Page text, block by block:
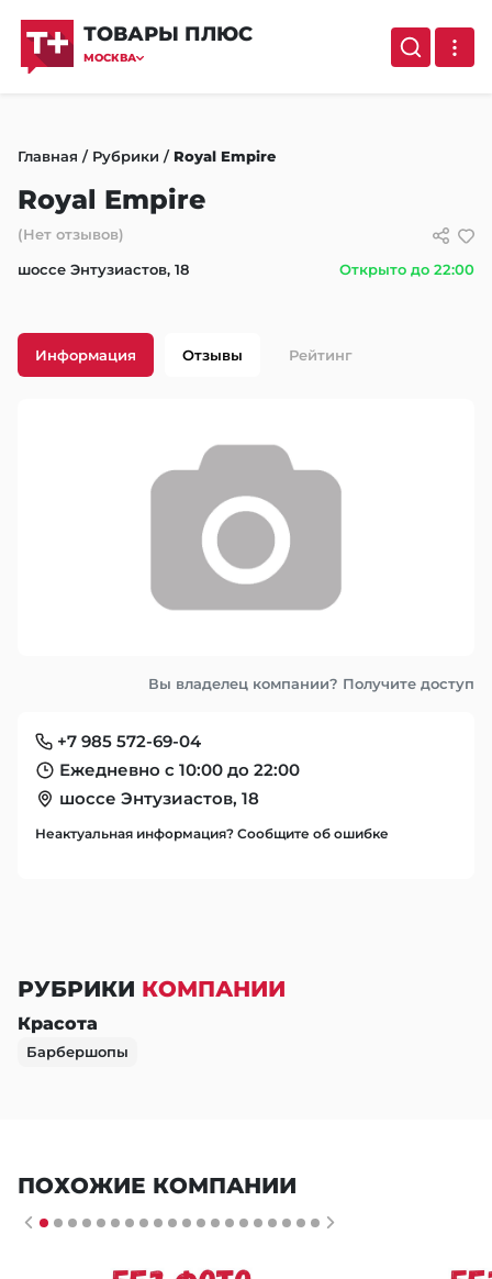
ТОВАРЫ ПЛЮС
МОСКВА
Главная / Рубрики / Royal Empire
Royal Empire
(Нет отзывов)
шоссе Энтузиастов, 18
Открыто до 22:00
Информация Отзывы Рейтинг
Вы владелец компании? Получите доступ
+7 985 572-69-04
Ежедневно с 10:00 до 22:00
шоссе Энтузиастов, 18
Неактуальная информация? Сообщите об ошибке
РУБРИКИ КОМПАНИИ
Красота
Барбершопы
ПОХОЖИЕ КОМПАНИИ